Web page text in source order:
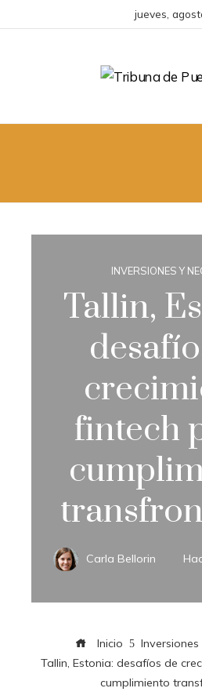
jueves,
INVERSIONES Y
Tallin,
fintech
Carla Bellorin
Inicio
Tallin, Estonia: desafíos de
cumplimiento